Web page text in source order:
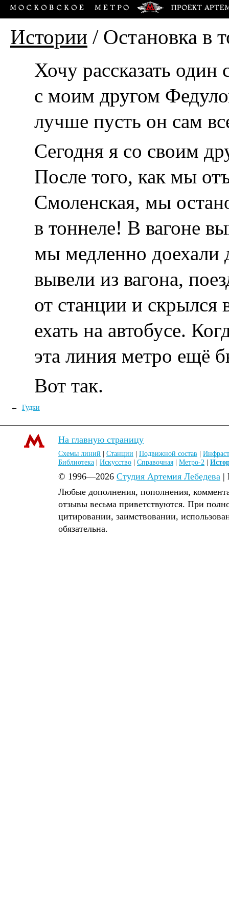
Истории / Остановка в
Хочу рассказать
с моим другом
лучше пусть он сам
Сегодня я со своим
После того, как мы
Смоленская, мы
в тоннеле! В вагоне
мы медленно доехали
вывели из вагона,
от станции и
ехать на автобусе.
эта линия метро ещё
Вот так.
← Гудки
На главную страницу
Схемы линий Станции Подвижной состав
Библиотека
Искусство Справочная Метро-2
© 1996—2026 Студия Артемия Лебедева |
Любые дополнения, пополнения,
отзывы весьма приветствуются. При
цитировании, заимствовании,
обязательна.